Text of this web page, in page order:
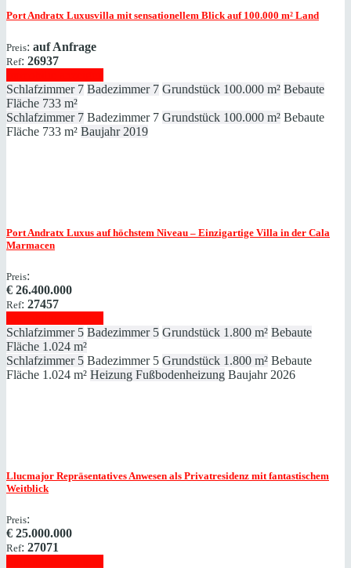
Port Andratx Luxusvilla mit sensationellem Blick auf 100.000 m² Land
Preis: auf Anfrage
Ref: 26937
Schlafzimmer 7 Badezimmer 7 Grundstück 100.000 m² Bebaute
Fläche 733 m²
Schlafzimmer 7 Badezimmer 7 Grundstück 100.000 m² Bebaute
Fläche 733 m² Baujahr 2019
Port Andratx Luxus auf höchstem Niveau – Einzigartige Villa in der Cala
Marmacen
Preis:
€ 26.400.000
Ref: 27457
Schlafzimmer 5 Badezimmer 5 Grundstück 1.800 m² Bebaute
Fläche 1.024 m²
Schlafzimmer 5 Badezimmer 5 Grundstück 1.800 m² Bebaute
Fläche 1.024 m² Heizung Fußbodenheizung Baujahr 2026
Llucmajor Repräsentatives Anwesen als Privatresidenz mit fantastischem
Weitblick
Preis:
€ 25.000.000
Ref: 27071